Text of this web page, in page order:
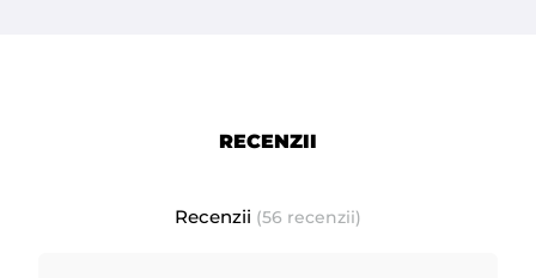
RECENZII
Recenzii (56 recenzii)